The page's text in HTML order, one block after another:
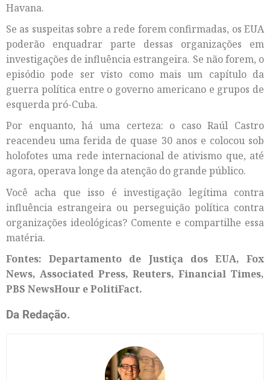
Havana.
Se as suspeitas sobre a rede forem confirmadas, os EUA
poderão enquadrar parte dessas organizações em
investigações de influência estrangeira. Se não forem, o
episódio pode ser visto como mais um capítulo da
guerra política entre o governo americano e grupos de
esquerda pró-Cuba.
Por enquanto, há uma certeza: o caso Raúl Castro
reacendeu uma ferida de quase 30 anos e colocou sob
holofotes uma rede internacional de ativismo que, até
agora, operava longe da atenção do grande público.
Você acha que isso é investigação legítima contra
influência estrangeira ou perseguição política contra
organizações ideológicas? Comente e compartilhe essa
matéria.
Fontes: Departamento de Justiça dos EUA, Fox
News, Associated Press, Reuters, Financial Times,
PBS NewsHour e PolitiFact.
Da Redação.